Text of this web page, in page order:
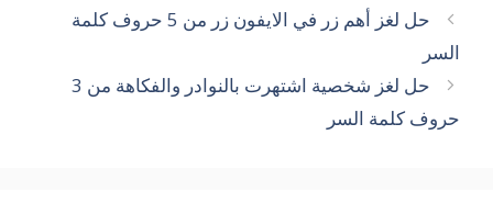
حل لغز أهم زر في الايفون زر من 5 حروف كلمة
السر
حل لغز شخصية اشتهرت بالنوادر والفكاهة من 3
حروف كلمة السر